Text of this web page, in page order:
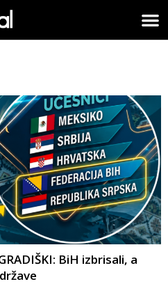
BiH izbrisali, a